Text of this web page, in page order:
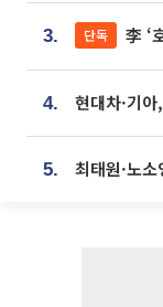
3. 단독 李 ‘호
4.
5.